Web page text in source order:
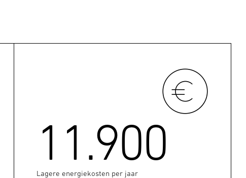
11.900
Lagere energiekosten per jaar